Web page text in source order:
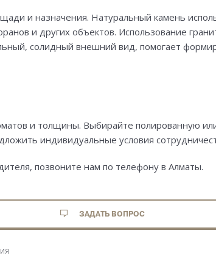
и назначения. Натуральный камень
и других объектов. Использование
солидный внешний вид, помогает
и толщины. Выбирайте полированную
индивидуальные условия
позвоните нам по телефону в Алматы.
ЗАДАТЬ ВОПРОС